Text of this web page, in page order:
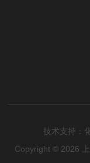
技术支持：
Copyright © 2026